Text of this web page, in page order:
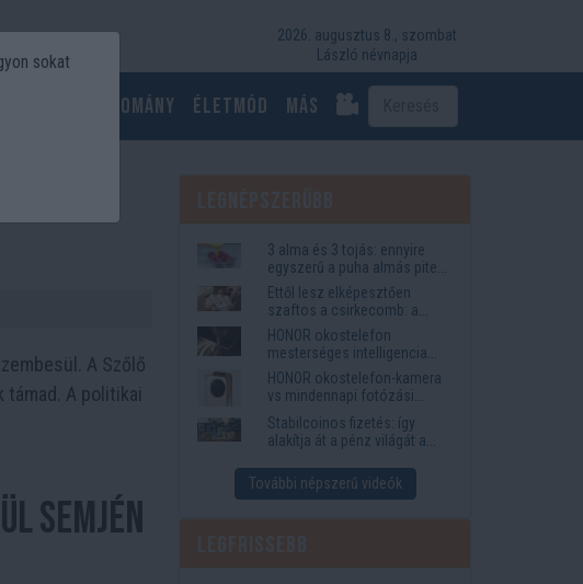
2026. augusztus 8., szombat
László névnapja
Tudomány Életmód más
A Szőlő
A politikai
Semjén
3 alma és 3 tojás: ennyire
egyszerű a puha almás pite
titka
Ettől lesz elképesztően
szaftos a csirkecomb: a
sörös pác a titok
HONOR okostelefon
mesterséges intelligencia
funkciók, amelyek
megkönnyítik az életet
HONOR okostelefon-kamera
vs mindennapi fotózási
igények
Stabilcoinos fizetés: így
alakítja át a pénz világát a
Western Union
További népszerű videók
sokat